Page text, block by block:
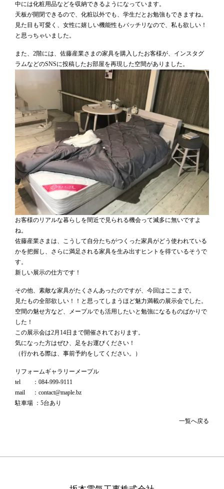
中には化粧用品などを収納できるようになっています。
天板が開閉できるので、化粧以外でも、学生だとお勉強もできますね。
見た目も可愛く、女性に嬉しい機能性もバッチリなので、私も欲しい！
と思っちゃいました。
また、2階には、佐藤産業さまの家具を購入したお客様が、インスタグ
ラムなどのSNSに投稿したお部屋を再現した空間がありました。
お客様のリアルな暮らしを間近で見られる機会って滅多に無いですよ
ね。
佐藤産業さまは、こうして自分たちがつくった家具がどう使われている
かを把握し、さらに満足される家具を生み出すヒントを得ているそうで
す。
新しい展示の仕方です！
その他、素敵な家具がたくさんあったのですが、今回はここまで。
見たもの全部欲しい！！と思ってしまうほど魅力満載の展示会でした。
空間の魅せ方など、メープルでも活用したいと勉強になるものばかりで
した！
この展示会は2月14日まで開催されております。
気になった方はぜひ、足をお運びください！
（行かれる際は、事前予約をしてください。）
リフォームギャラリーメープル
tel ：084-999-9111
mail ：contact@maple.bz
駐車場 ：5台あり
一覧へ戻る